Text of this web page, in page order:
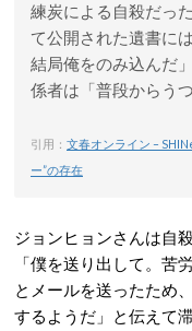
練炭による自殺だっ
て公開された遺書に
結局俺をのみ込んだ
係者は「普段からう
引用： 文春オンライン –
ー”の存在
ジョンヒョンさんは自
「僕を送り出して。苦
とメールを送ったため
するようだ」と伝えて